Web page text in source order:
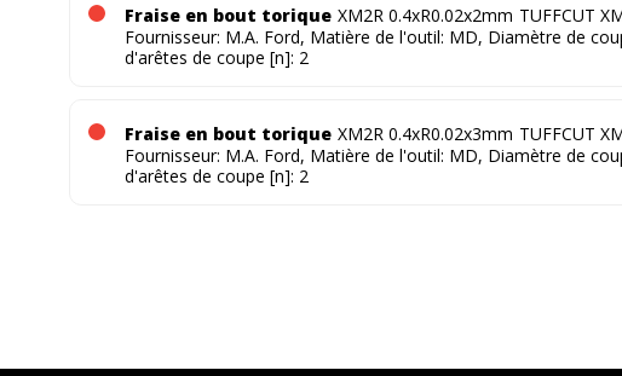
Fraise en bout torique XM2R 0.4xR0.02x2mm TUFFCUT
Fournisseur: M.A. Ford, Matière de l'outil: MD, Diamètre de
d'arêtes de coupe [n]: 2
Fraise en bout torique XM2R 0.4xR0.02x3mm TUFFCUT
Fournisseur: M.A. Ford, Matière de l'outil: MD, Diamètre de
d'arêtes de coupe [n]: 2